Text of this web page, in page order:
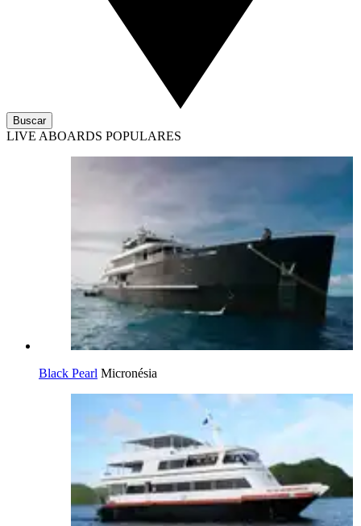
Buscar
LIVE ABOARDS POPULARES
Black Pearl Micronésia